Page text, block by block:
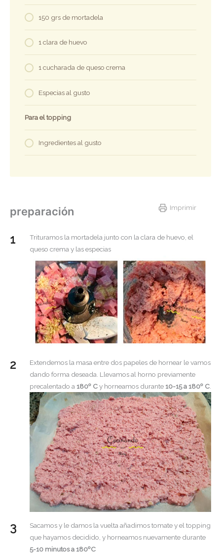
150 grs de mortadela
1 clara de huevo
1 cucharada de queso crema
Especias al gusto
Para el topping
Ingredientes al gusto
Imprimir
preparación
Trituramos la mortadela junto con la clara de huevo, el
queso crema y las especias
Extendemos la masa entre dos papeles de hornear le vamos
dando forma deseada. Llevamos al horno previamente
precalentado a 180º Cy horneamos durante 10-15 a 180º C.
Sacamos y le damos la vuelta añadimos tomate y el topping
que hayamos decidido, y horneamos nuevamente durante
5-10 minutos a 180ºC